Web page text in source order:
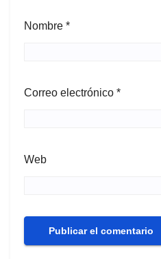
Nombre *
Correo electrónico *
Web